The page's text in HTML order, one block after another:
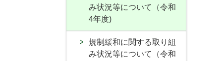
み状況等について（令和
4年度)
規制緩和に関する取り組
み状況等について（令和